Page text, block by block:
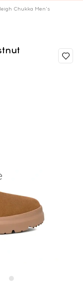
Chukka Men's